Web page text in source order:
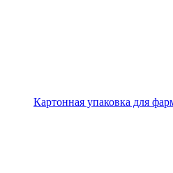
Картонная упаковка для